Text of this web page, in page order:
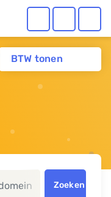
BTW tonen
webbuilder
Zoeken